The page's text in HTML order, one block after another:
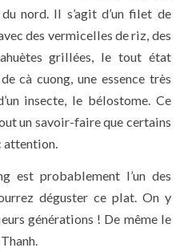
nord. Il s’agit d’un filet de
des vermicelles de riz, des
grillées, le tout état
cà cuong, une essence très
insecte, le bélostome. Ce
un savoir-faire que certains
attention.
est probablement l’un des
déguster ce plat. On y
générations ! De même le